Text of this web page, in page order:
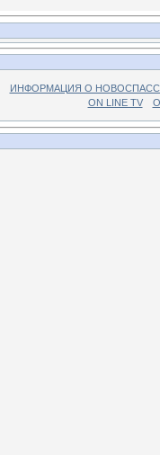
ИНФОРМАЦИЯ О
ON LINE TV